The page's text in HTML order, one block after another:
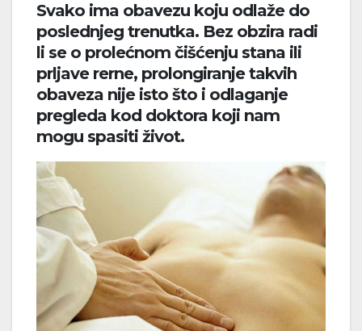
Svako ima obavezu koju odlaže do
poslednjeg trenutka. Bez obzira radi
li se o prolećnom čišćenju stana ili
prljave rerne, prolongiranje takvih
obaveza nije isto što i odlaganje
pregleda kod doktora koji nam
mogu spasiti život.